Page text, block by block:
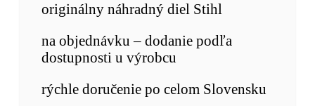
originálny náhradný diel Stihl
na objednávku – dodanie podľa
dostupnosti u výrobcu
rýchle doručenie po celom Slovensku